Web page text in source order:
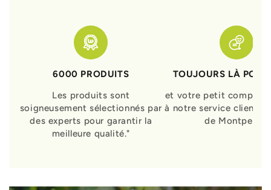
6000 PRODUITS
Les produits sont
soigneusement sélectionnés par
des experts pour garantir la
meilleure qualité."
TOUJOURS LÀ
et votre petit
à notre service clients
de Montpellier